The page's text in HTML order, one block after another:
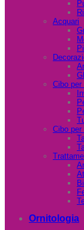
Acquari
Cibo per
Cibo per
Ornitologia